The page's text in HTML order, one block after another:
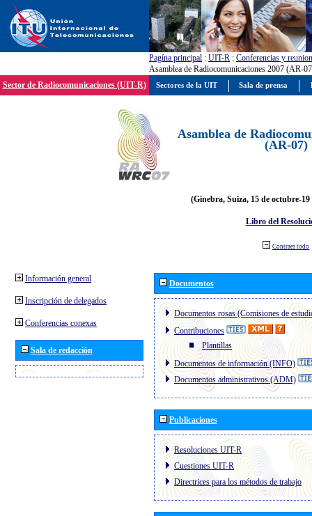
Pagína principal : UIT-R : Conferencias y
Asamblea de Radiocomunicaciones 2007 (AR-
Sector de Radiocomunicaciones (UIT-R)
Asamblea de
(AR-07)
(Ginebra, Suiza, 15 de octubre-19
Libro del
Contraer todo
Información general
Inscripción de delegados
Conferencias conexas
Sala de redacción
Documentos
Documentos rosas (Comisiones de
Contribuciones
Plantillas
Documentos de información (INFO)
Documentos administrativos (ADM)
Publicaciones
Resoluciones UIT-R
Cuestiones UIT-R
Directrices para los métodos de trabajo
Sectores de la UIT Sala de prensa